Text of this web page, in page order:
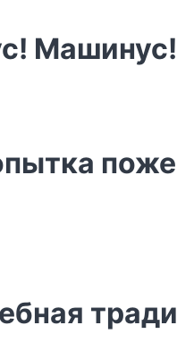
Машинус!